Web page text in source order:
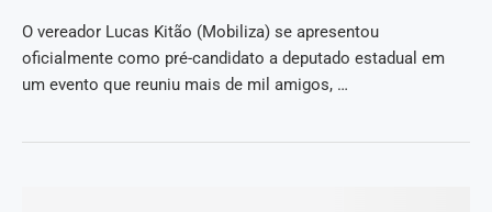
O vereador Lucas Kitão (Mobiliza) se apresentou
oficialmente como pré-candidato a deputado estadual em
um evento que reuniu mais de mil amigos, …